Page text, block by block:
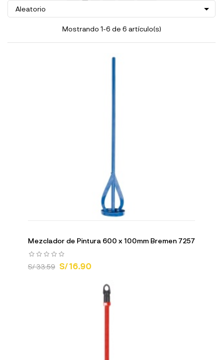
Aleatorio 
Mostrando 1-6 de 6 artículo(s)
Mezclador de Pintura 600 x 100mm Bremen 7257
S/ 33.59 S/ 16.90